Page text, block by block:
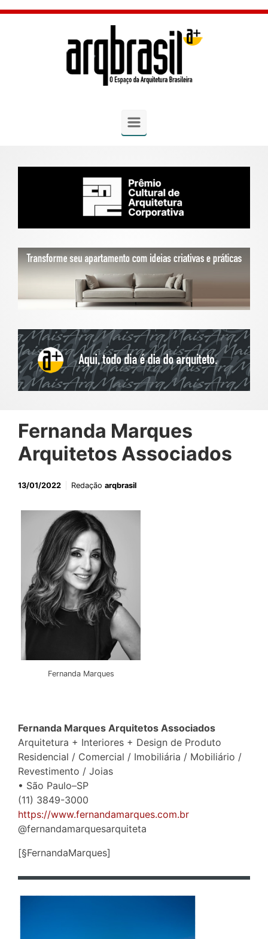
Skip to main content
Fernanda Marques
Arquitetos Associados
13/01/2022 Redação arqbrasil
Fernanda Marques
Fernanda Marques Arquitetos Associados
Arquitetura + Interiores + Design de Produto
Residencial / Comercial / Imobiliária / Mobiliário /
Revestimento / Joias
• São Paulo–SP
(11) 3849-3000
https://www.fernandamarques.com.br
@fernandamarquesarquiteta
[§FernandaMarques]